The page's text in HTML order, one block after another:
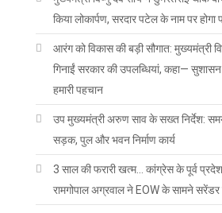
किया लोकार्पण, सरदार पटेल के नाम पर होगा
आरंग को विकास की बड़ी सौगात: मुख्यमंत्री
गिनाईं सरकार की उपलब्धियां, कहा—
हमारी पहचान
उप मुख्यमंत्री अरुण साव के सख्त निर्देश:
सड़क, पुल और भवन निर्माण कार्य
3 साल की फरारी खत्म… कांग्रेस के पूर्व प्रदेश
रामगोपाल अग्रवाल ने EOW के सामने सरेंडर